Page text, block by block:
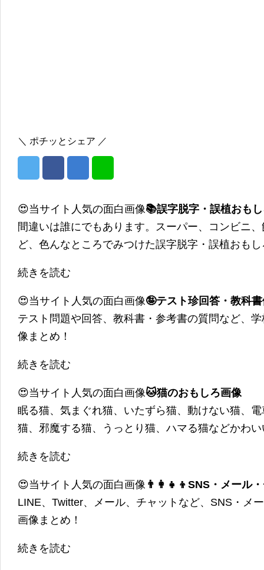
＼ ポチッとシェア ／
😍当サイト人気の面白画像📚誤字脱字・誤植おも
間違いは誰にでもあります。スーパー、コンビニ
ど、色んなところでみつけた誤字脱字・誤植おも
続きを読む
😍当サイト人気の面白画像🤪テスト珍回答・教科
テスト問題や回答、教科書・参考書の質問など、
像まとめ！
続きを読む
😍当サイト人気の面白画像🐱猫のおもしろ画像
眠る猫、気まぐれ猫、いたずら猫、動けない猫、
猫、邪魔する猫、うっとり猫、ハマる猫などかわ
続きを読む
😍当サイト人気の面白画像 👨‍👩‍👧‍👦SNS・メール
LINE、Twitter、メール、チャットなど、SNS・メ
画像まとめ！
続きを読む